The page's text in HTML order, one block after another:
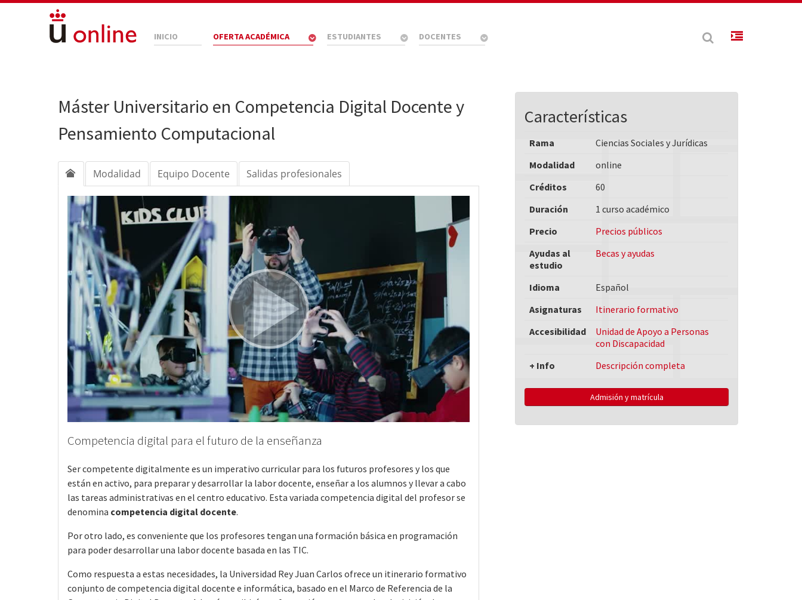
INICIO OFERTA ACADÉMICA ESTUDIANTES DOCENTES
Máster Universitario en Competencia Digital Docente y
Pensamiento Computacional
Modalidad Equipo Docente Salidas profesionales
Competencia digital para el futuro de la enseñanza
Ser competente digitalmente es un imperativo curricular para los futuros profesores y los que
están en activo, para preparar y desarrollar la labor docente, enseñar a los alumnos y llevar a cabo
las tareas administrativas en el centro educativo. Esta variada competencia digital del profesor se
denomina competencia digital docente.
Por otro lado, es conveniente que los profesores tengan una formación básica en programación
para poder desarrollar una labor docente basada en las TIC.
Como respuesta a estas necesidades, la Universidad Rey Juan Carlos ofrece un itinerario formativo
conjunto de competencia digital docente e informática, basado en el Marco de Referencia de la
Características
Rama
Ciencias Sociales y Jurídicas
Modalidad
online
Créditos
60
Duración
1 curso académico
Precio
Precios públicos
Ayudas al
estudio
Becas y ayudas
Idioma
Español
Asignaturas
Itinerario formativo
Accesibilidad
Unidad de Apoyo a Personas
con Discapacidad
+ Info
Descripción completa
Admisión y matrícula